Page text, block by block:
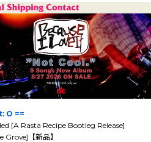
O ==
[A Rasta Recipe Bootleg Release]
【新品】